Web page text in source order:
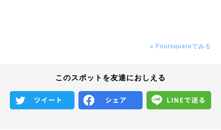
» Foursquareでみる
このスポットを友達におしえる